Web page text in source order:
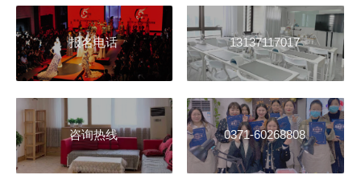
报名电话 13137117017
咨询热线 0371-60268808